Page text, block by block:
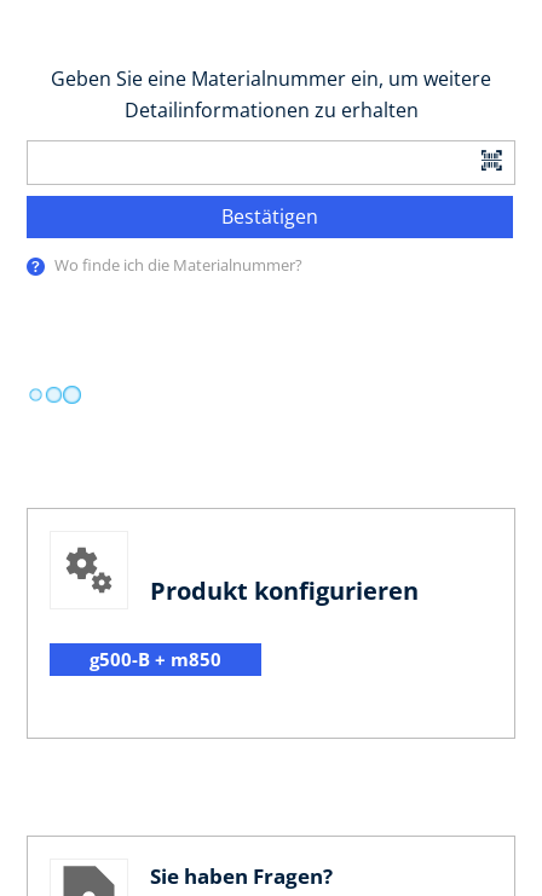
Geben Sie eine Materialnummer ein, um weitere
Detailinformationen zu erhalten
Bestätigen
Wo finde ich die Materialnummer?
Produkt konfigurieren
g500-B + m850
Sie haben Fragen?